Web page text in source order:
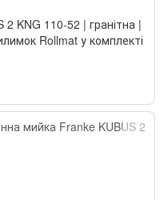
KNG 110-52 | гранітна |
Rollmat у комплекті